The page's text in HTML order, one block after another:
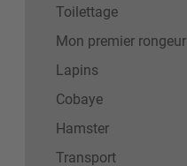
Toilettage
Mon premier rongeur
Lapins
Cobaye
Hamster
Transport